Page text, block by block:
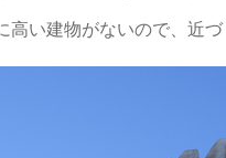
高い建物がないので、近